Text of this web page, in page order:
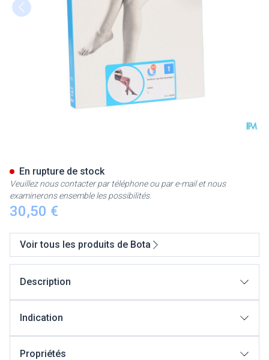
30,50 €
En rupture de stock
Veuillez nous contacter par téléphone ou par e-mail et nous
examinerons ensemble les possibilités.
Voir tous les produits de Bota
Description
Indication
Propriétés